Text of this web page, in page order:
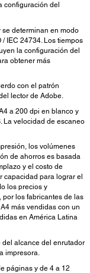
configuración del
determinan en modo
IEC 24734. Los tiempos
la configuración del
obtener más
con el patrón
lector de Adobe.
a 200 dpi en blanco y
La velocidad de escaneo
los volúmenes
de ahorros es basada
y el costo de
capacidad para lograr el
los precios y
los fabricantes de las
más vendidas con un
en América Latina
del alcance del enrutador
impresora.
páginas y de 4 a 12